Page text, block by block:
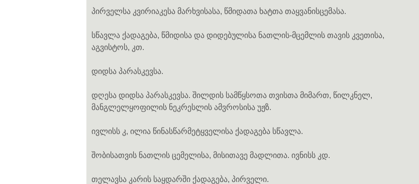
პირველსა კვირიაკესა მარხვისასა, წმიდათა ხატთა თაყვანისცემასა.
სწავლა ქადაგება, წმიდისა და დიდებულისა ნათლის-მცემლის თავის კვეთისა,
აგვისტოს, კთ.
დიდსა პარასკევსა.
დღესა დიდსა პარასკევსა. შილდის სამწყსოთა თვისთა მიმართ, წილკნელ,
მანგლელყოფილის ნეკრესლის ამვროსისა უჟზ.
ივლისს კ, ილია წინასწარმეტყველისა ქადაგება სწავლა.
შობისათვის ნათლის ცემელისა, მისითავე მადლითა. ივნისს კდ.
თელავსა კარის საყდარში ქადაგება, პირველი.